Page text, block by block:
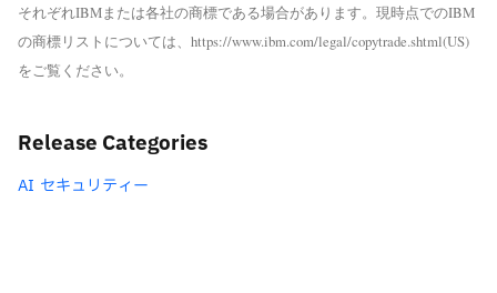
それぞれIBMまたは各社の商標である場合があります。現時点でのIBM
の商標リストについては、https://www.ibm.com/legal/copytrade.shtml(US)
をご覧ください。
Release Categories
AI セキュリティー